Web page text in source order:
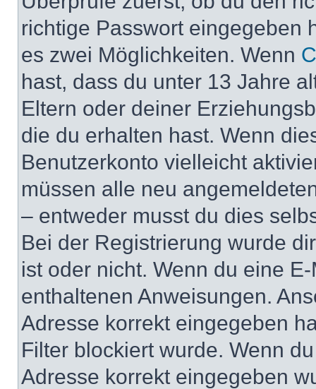
richtige Passwort eingegeben
es zwei Möglichkeiten. Wenn
hast, dass du unter 13 Jahre
Eltern oder deiner
die du erhalten hast. Wenn
Benutzerkonto vielleicht
müssen alle neu
– entweder musst du dies
Bei der Registrierung wurde
ist oder nicht. Wenn du eine
enthaltenen Anweisungen.
Adresse korrekt eingegeben
Filter blockiert wurde. Wenn
Adresse korrekt eingegeben